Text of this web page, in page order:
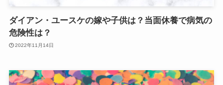
ダイアン・ユースケの嫁や子供は？当面休養で病気の
危険性は？
2022年11月14日